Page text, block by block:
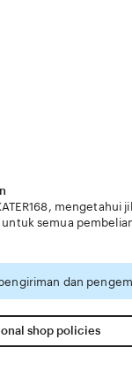
mengetahui
semua
dan
shop policies